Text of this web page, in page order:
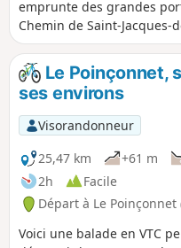
emprunte des grandes
Chemin de Saint-Jacques-
Compostelle, GR®654,
témoignage des pèlerins.
Le Poinçonnet,
ses environs
Visorandonneur
25,47 km
+61 m
2h
Facile
Départ à Le
Voici une balade en VTC